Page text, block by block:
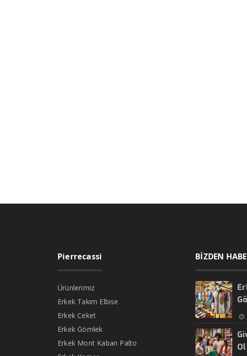
Pierrecassi
Ürünlerimiz
Erkek Takım Elbise
Erkek Ceket
Erkek Gömlek
Erkek Mont Kaban Palto
BİZDEN